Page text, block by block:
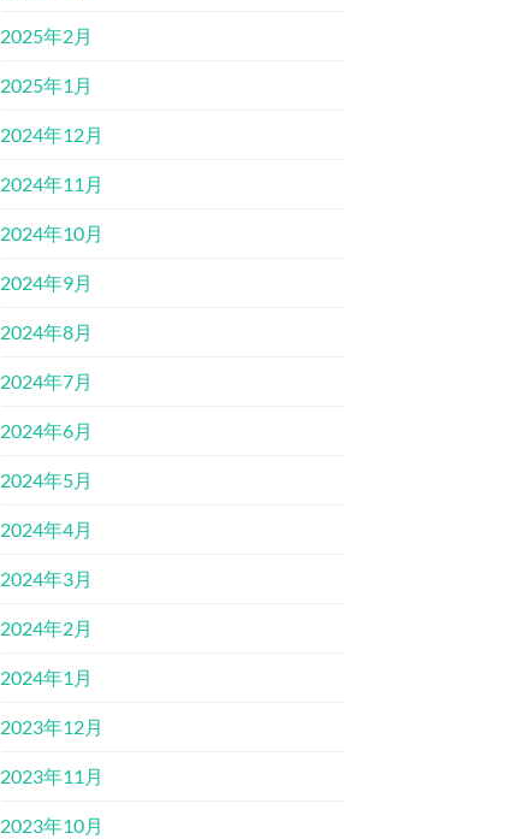
2025年2月
2025年1月
2024年12月
2024年11月
2024年10月
2024年9月
2024年8月
2024年7月
2024年6月
2024年5月
2024年4月
2024年3月
2024年2月
2024年1月
2023年12月
2023年11月
2023年10月